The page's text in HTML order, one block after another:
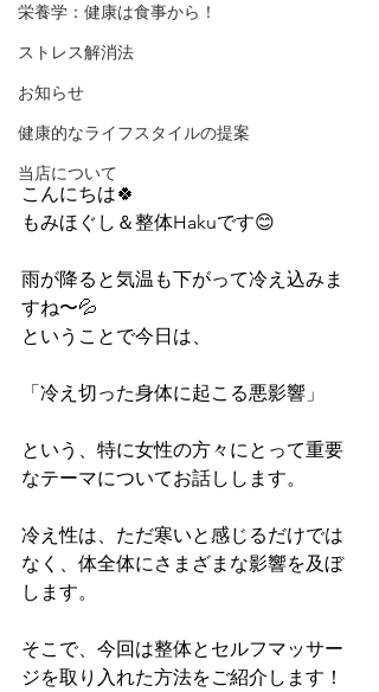
栄養学：健康は食事から！
ストレス解消法
お知らせ
健康的なライフスタイルの提案
当店について
こんにちは🍀
もみほぐし＆整体Hakuです😊
雨が降ると気温も下がって冷え込みま
すね〜💦
ということで今日は、
「冷え切った身体に起こる悪影響」
という、特に女性の方々にとって重要
なテーマについてお話しします。
冷え性は、ただ寒いと感じるだけでは
なく、体全体にさまざまな影響を及ぼ
します。
そこで、今回は整体とセルフマッサー
ジを取り入れた方法をご紹介します！